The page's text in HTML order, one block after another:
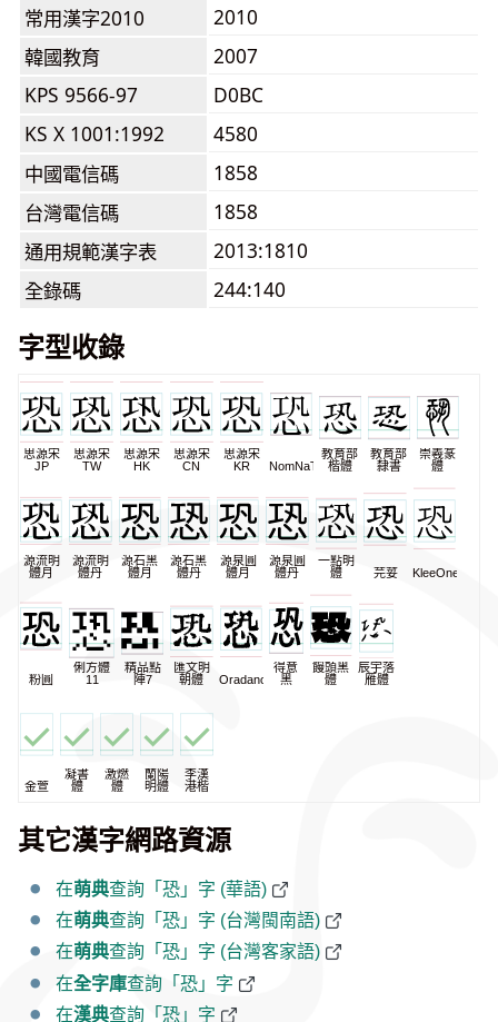
常用漢字2010
2010
韓國教育
2007
KPS 9566-97
D0BC
KS X 1001:1992
4580
中國電信碼
1858
台灣電信碼
1858
通用規範漢字表
2013:1810
全錄碼
244:140
字型收錄
思源宋
JP
思源宋
TW
思源宋
HK
思源宋
CN
思源宋
KR
NomNaTong
教育部
楷體
教育部
隸書
崇羲篆
體
源流明
體月
源流明
體丹
源石黑
體月
源石黑
體丹
源泉圓
體月
源泉圓
體丹
一點明
體
芫荽 KleeOne
粉圓
俐方體
11
精品點
陣7
匯文明
朝體
Oradano
得意
黑
饅頭黑
體
辰宇落
雁體
金萱
凝書
體
激燃
體
蘭陽
明體
李漢
港楷
其它漢字網路資源
在萌典查詢「恐」字 (華語)
在萌典查詢「恐」字 (台灣閩南語)
在萌典查詢「恐」字 (台灣客家語)
在全字庫查詢「恐」字
在漢典查詢「恐」字